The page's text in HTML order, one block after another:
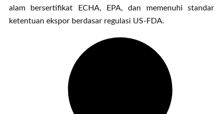
alam bersertifikat ECHA, EPA, dan memenuhi standar
ketentuan ekspor berdasar regulasi US-FDA.